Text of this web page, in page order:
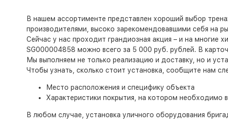
В нашем ассортименте представлен хороший выбор
производителями, высоко зарекомендовавшими себя на
Сейчас у нас проходит грандиозная акция – и на многие
SG000004858 можно всего за 5 000 руб. рублей. В
Мы выполняем не только реализацию и доставку, но и
Чтобы узнать, сколько стоит установка, сообщите нам
Место расположения и специфику объекта
Характеристики покрытия, на котором необходимо
В любом случае, установка уличного оборудования